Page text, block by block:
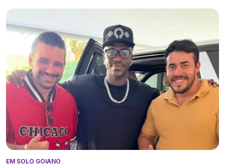
EM SOLO GOIANO